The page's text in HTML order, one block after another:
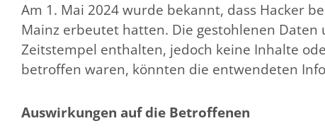
Am 1. Mai 2024 wurde bekannt, dass Hacker
Mainz erbeutet hatten. Die gestohlenen
Zeitstempel enthalten, jedoch keine Inhalte
betroffen waren, könnten die entwendeten
Auswirkungen auf die Betroffenen